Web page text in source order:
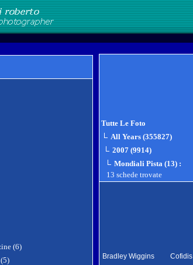
(6)
Tutte Le Foto
All Years (355827)
2007 (9914)
Mondiali Pista (13) :
13 schede trovate
Bradley Wiggins Cofidis